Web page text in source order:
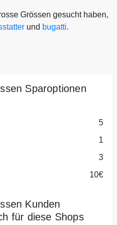
Grössen gesucht haben,
und bugatti.
Sparoptionen
5
1
3
10€
Kunden
für diese Shops